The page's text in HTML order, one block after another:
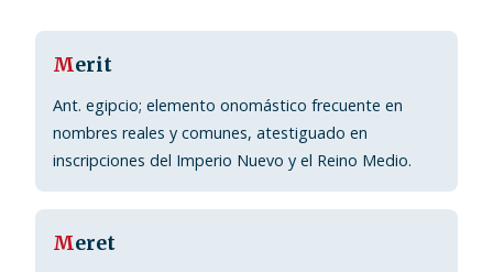
Merit
Ant. egipcio; elemento onomástico frecuente en
nombres reales y comunes, atestiguado en
inscripciones del Imperio Nuevo y el Reino Medio.
Meret